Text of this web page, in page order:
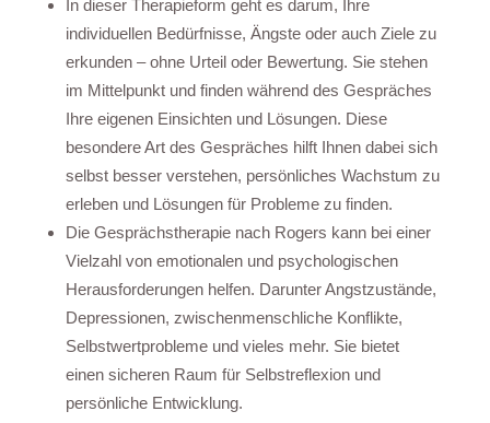
In dieser Therapieform geht es darum, Ihre
individuellen Bedürfnisse, Ängste oder auch Ziele zu
erkunden – ohne Urteil oder Bewertung. Sie stehen
im Mittelpunkt und finden während des Gespräches
Ihre eigenen Einsichten und Lösungen. Diese
besondere Art des Gespräches hilft Ihnen dabei sich
selbst besser verstehen, persönliches Wachstum zu
erleben und Lösungen für Probleme zu finden.
Die Gesprächstherapie nach Rogers kann bei einer
Vielzahl von emotionalen und psychologischen
Herausforderungen helfen. Darunter Angstzustände,
Depressionen, zwischenmenschliche Konflikte,
Selbstwertprobleme und vieles mehr. Sie bietet
einen sicheren Raum für Selbstreflexion und
persönliche Entwicklung.